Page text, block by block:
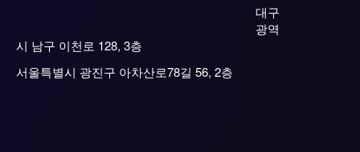
대구
광역
시 남구 이천로 128, 3층
서울특별시 광진구 아차산로78길 56, 2층